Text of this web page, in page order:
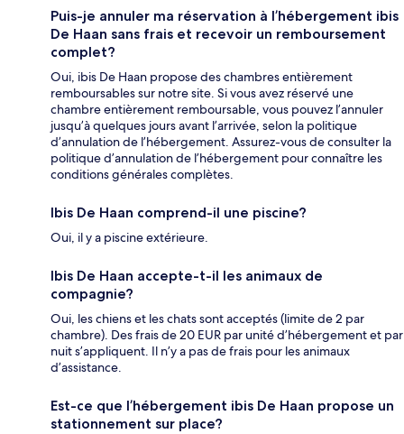
Puis-je annuler ma réservation à l’hébergement ibis
De Haan sans frais et recevoir un remboursement
complet?
Oui, ibis De Haan propose des chambres entièrement
remboursables sur notre site. Si vous avez réservé une
chambre entièrement remboursable, vous pouvez l’annuler
jusqu’à quelques jours avant l’arrivée, selon la politique
d’annulation de l’hébergement. Assurez-vous de consulter la
politique d’annulation de l’hébergement pour connaître les
conditions générales complètes.
Ibis De Haan comprend-il une piscine?
Oui, il y a piscine extérieure.
Ibis De Haan accepte-t-il les animaux de
compagnie?
Oui, les chiens et les chats sont acceptés (limite de 2 par
chambre). Des frais de 20 EUR par unité d’hébergement et par
nuit s’appliquent. Il n’y a pas de frais pour les animaux
d’assistance.
Est-ce que l’hébergement ibis De Haan propose un
stationnement sur place?